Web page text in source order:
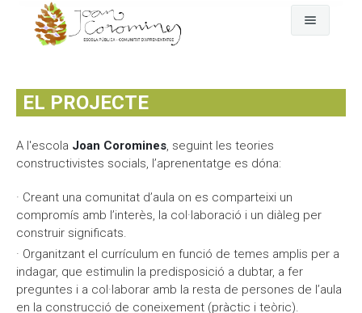
Cerca
El dia a dia
On som
GEP
EDC Estratègia Digital de Centre
Fem pinya
Assemblea-Plenari i comissions
Comunitat d'aprenentatge
AFA Coromines
Projectes de comunitat
Qui som
Fotografies i vídeos
Àlbums de fotografies
Vídeos a Vimeo
Documents oficials
Documents oficials del projecte educatiu
Menjador
EL PROJECTE
A l'escola Joan Coromines, seguint les teories
constructivistes socials, l’aprenentatge es dóna:
· Creant una comunitat d’aula on es comparteixi un
compromís amb l’interès, la col·laboració i un diàleg per
construir significats.
· Organitzant el currículum en funció de temes amplis per a
indagar, que estimulin la predisposició a dubtar, a fer
preguntes i a col·laborar amb la resta de persones de l’aula
en la construcció de coneixement (pràctic i teòric).